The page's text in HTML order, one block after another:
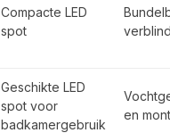
Compacte LED
spot
Geschikte LED
spot voor
badkamergebruik
en